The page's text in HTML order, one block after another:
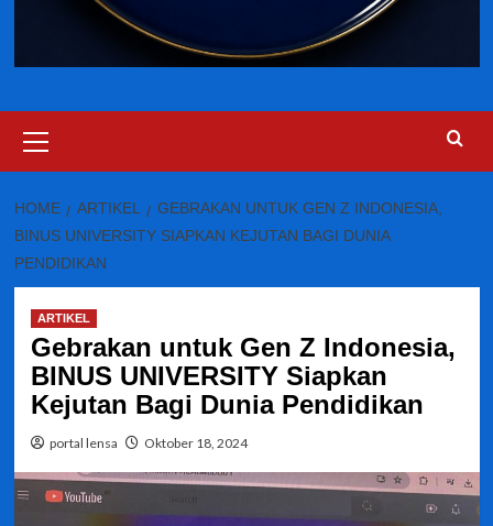
Menu
HOME ARTIKEL
GEBRAKAN UNTUK GEN Z INDONESIA,
BINUS UNIVERSITY SIAPKAN KEJUTAN BAGI DUNIA
PENDIDIKAN
ARTIKEL
Gebrakan untuk Gen Z Indonesia,
BINUS UNIVERSITY Siapkan
Kejutan Bagi Dunia Pendidikan
portal lensa Oktober 18, 2024